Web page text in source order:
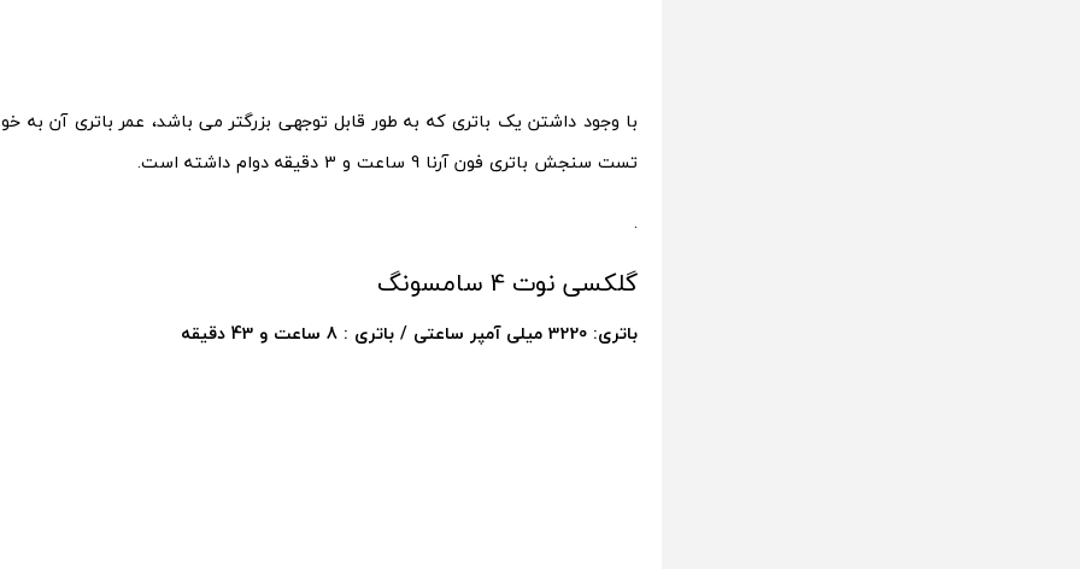
تست سنجش باتری فون آرنا 9 ساعت و 3 دقیقه دوام داشته است.
.
گلکسی نوت 4 سامسونگ
باتری: 3220 میلی آمپر ساعتی / باتری : 8 ساعت و 43 دقیقه